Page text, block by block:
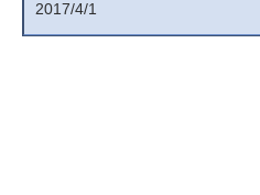
2017/4/1